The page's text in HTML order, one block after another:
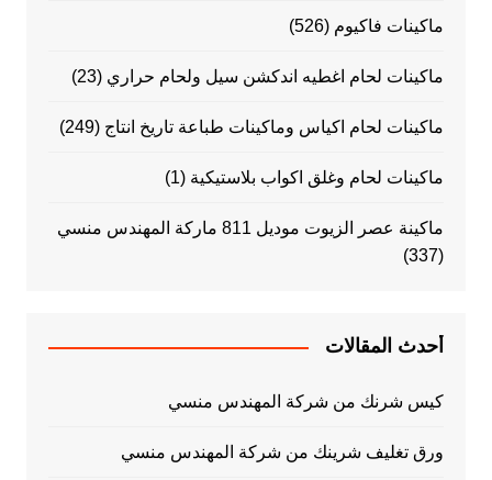
ماكينات فاكيوم (526)
ماكينات لحام اغطيه اندكشن سيل ولحام حراري (23)
ماكينات لحام اكياس وماكينات طباعة تاريخ انتاج (249)
ماكينات لحام وغلق اكواب بلاستيكية (1)
ماكينة عصر الزيوت موديل 811 ماركة المهندس منسي
(337)
أحدث المقالات
كيس شرنك من شركة المهندس منسي
ورق تغليف شرينك من شركة المهندس منسي